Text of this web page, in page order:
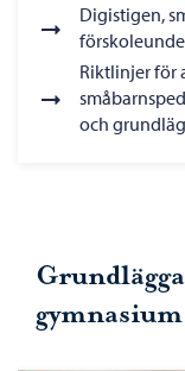
Digistigen,
Riktlinjer för
och
gymnasium